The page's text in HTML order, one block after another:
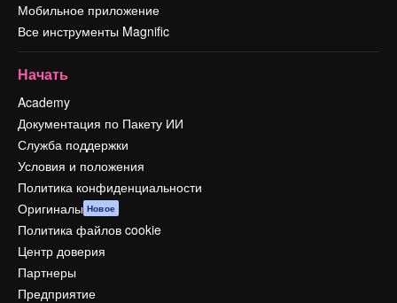
Мобильное приложение
Все инструменты Magnific
Начать
Academy
Документация по Пакету ИИ
Служба поддержки
Условия и положения
Политика конфиденциальности
Оригиналы Новое
Политика файлов cookie
Центр доверия
Партнеры
Предприятие